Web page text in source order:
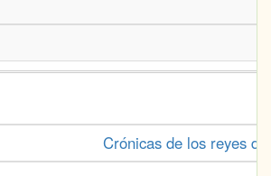
Crónicas de los reyes